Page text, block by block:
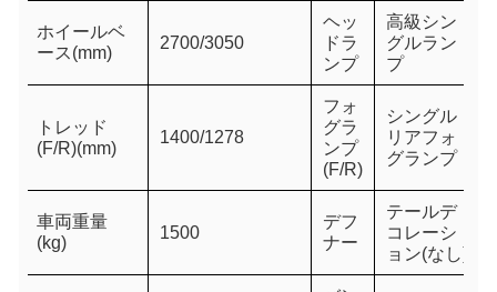
ホイールベ
ース(mm)
2700/3050
ヘッ
ドラ
ンプ
高級シン
グルラン
プ
トレッド
(F/R)(mm)
1400/1278
フォ
グラ
ンプ
(F/R)
シングル
リアフォ
グランプ
車両重量
(kg)
1500
デフ
ナー
テールデ
コレーシ
ョン(なし)